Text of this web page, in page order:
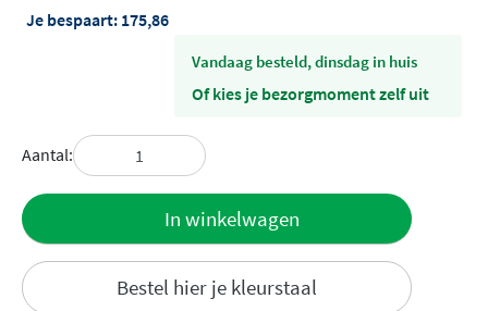
Je bespaart: 175,86
vandaag besteld, dinsdag in huis
Of kies je bezorgmoment zelf uit
Aantal:
In winkelwagen
Bestel hier je kleurstaal